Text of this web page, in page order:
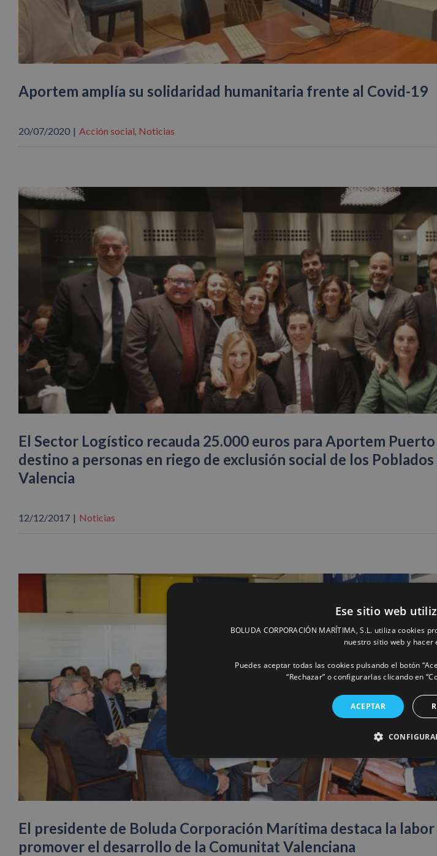
Aportem amplía su solidaridad humanitaria frente al Covid-19
20/07/2020 | Acción social, Noticias
El Sector Logístico recauda 25.000 euros para Aportem
destino a personas en riego de exclusión social de los
Valencia
12/12/2017 | Noticias
El presidente de Boluda Corporación Marítima destaca la labor
promover el desarrollo de la Comunitat Valenciana
Ese sitio web
BOLUDA CORPORACIÓN MARÍTIMA, S.L. utiliza
nuestro sitio web y hacer
Puedes aceptar todas las cookies pulsando el botón
“Rechazar” o configurarlas clicando en
ACEPTAR